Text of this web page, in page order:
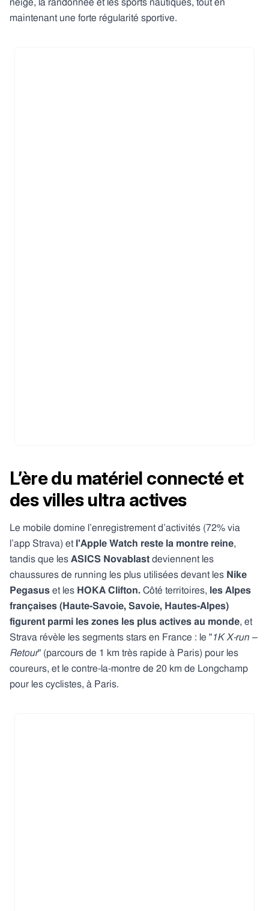
neige, la randonnée et les sports nautiques, tout en
maintenant une forte régularité sportive.
L’ère du matériel connecté et
des villes ultra actives
Le mobile domine l’enregistrement d’activités (72% via
l’app Strava) et l'Apple Watch reste la montre reine,
tandis que les ASICS Novablast deviennent les
chaussures de running les plus utilisées devant les Nike
Pegasus et les HOKA Clifton. ​ Côté territoires, les Alpes
françaises (Haute-Savoie, Savoie, Hautes-Alpes)
figurent parmi les zones les plus actives au monde, et
Strava révèle les segments stars en France : le "1K X-run –
Retour" (parcours de 1 km très rapide à Paris) pour les
coureurs, et le contre-la-montre de 20 km de Longchamp
pour les cyclistes, à Paris.​